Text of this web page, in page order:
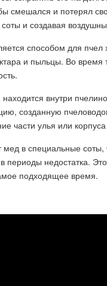
смешался и потерял
и создавая
способом для
и пыльцы. Во
внутри
созданную
части улья или
в специальные соты,
периоды недостатка.
подходящее время.